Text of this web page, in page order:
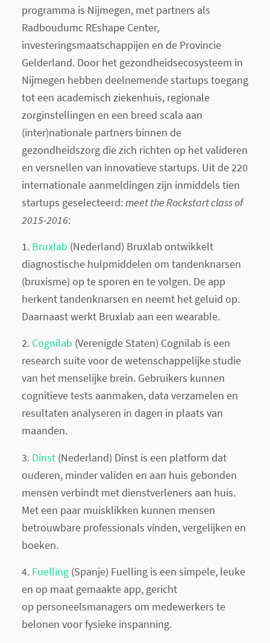
programma is Nijmegen, met partners als
Radboudumc REshape Center,
investeringsmaatschappijen en de Provincie
Gelderland. Door het gezondheidsecosysteem in
Nijmegen hebben deelnemende startups toegang
tot een academisch ziekenhuis, regionale
zorginstellingen en een breed scala aan
(inter)nationale partners binnen de
gezondheidszorg die zich richten op het valideren
en versnellen van innovatieve startups. Uit de 220
internationale aanmeldingen zijn inmiddels tien
startups geselecteerd:meet the Rockstart class of
2015-2016:
1. Bruxlab​ (Nederland) Bruxlab ontwikkelt
diagnostische hulpmiddelen om tandenknarsen
(bruxisme) op te sporen en te volgen. De app
herkent tandenknarsen en neemt het geluid op.
Daarnaast werkt Bruxlab aan een wearable.
2. Cognilab​ (Verenigde Staten) Cognilab is een
research suite voor de wetenschappelijke studie
van het menselijke brein. Gebruikers kunnen
cognitieve tests aanmaken, data verzamelen en
resultaten analyseren in dagen in plaats van
maanden.
3. Dinst​​(Nederland) Dinst is een platform dat
ouderen, minder validen en aan huis gebonden
mensen verbindt met dienstverleners aan huis.
Met een paar muisklikken kunnen mensen
betrouwbare professionals vinden, vergelijken en
boeken.
4. Fuelling​(Spanje) Fuelling is een simpele, leuke
en op maat gemaakte app, gericht
op personeelsmanagers om medewerkers te
belonen voor fysieke inspanning.